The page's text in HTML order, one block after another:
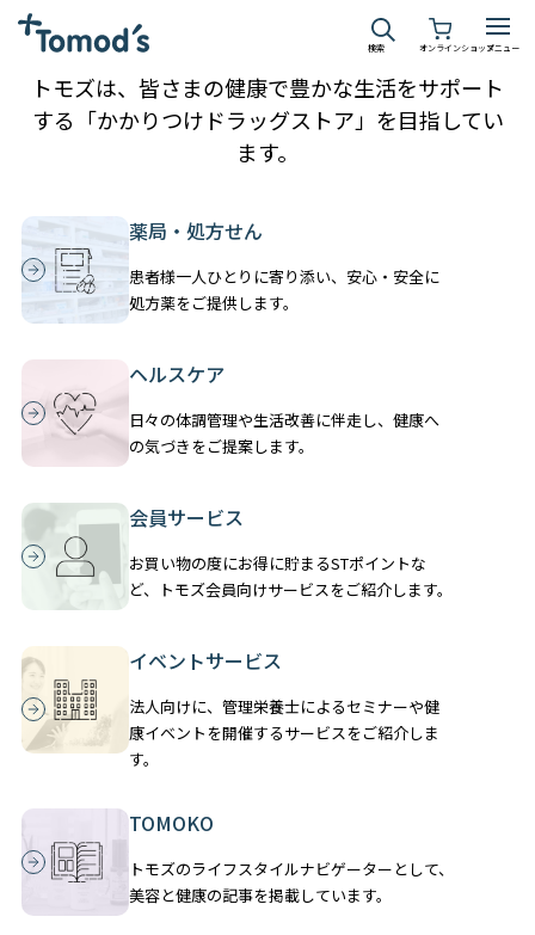
検索 オンラインショップメニュー
トモズは、皆さまの健康で豊かな生活をサポート
する「かかりつけドラッグストア」を目指してい
ます。
薬局・処方せん
患者様一人ひとりに寄り添い、安心・安全に
処方薬をご提供します。
ヘルスケア
日々の体調管理や生活改善に伴走し、健康へ
の気づきをご提案します。
会員サービス
お買い物の度にお得に貯まるSTポイントな
ど、トモズ会員向けサービスをご紹介します。
イベントサービス
法人向けに、管理栄養士によるセミナーや健
康イベントを開催するサービスをご紹介しま
す。
TOMOKO
トモズのライフスタイルナビゲーターとして、
美容と健康の記事を掲載しています。